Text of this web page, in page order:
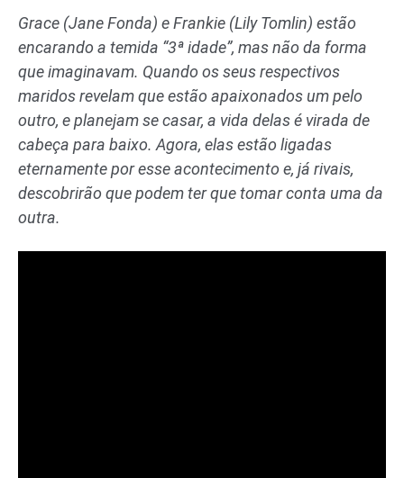
Grace (Jane Fonda) e Frankie (Lily Tomlin) estão
encarando a temida “3ª idade”, mas não da forma
que imaginavam. Quando os seus respectivos
maridos revelam que estão apaixonados um pelo
outro, e planejam se casar, a vida delas é virada de
cabeça para baixo. Agora, elas estão ligadas
eternamente por esse acontecimento e, já rivais,
descobrirão que podem ter que tomar conta uma da
outra.